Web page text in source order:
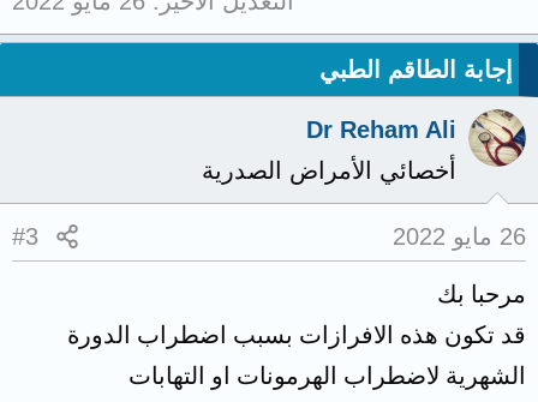
إجابة الطاقم الطبي
Dr Reham Ali
أخصائي الأمراض الصدرية
26 مايو 2022 #3
مرحبا بك
قد تكون هذه الافرازات بسبب اضطراب الدورة
الشهرية لاضطراب الهرمونات او التهابات